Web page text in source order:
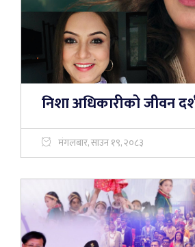
निशा अधिकारीको जीवन
मंगलबार, साउन १९, २०८३